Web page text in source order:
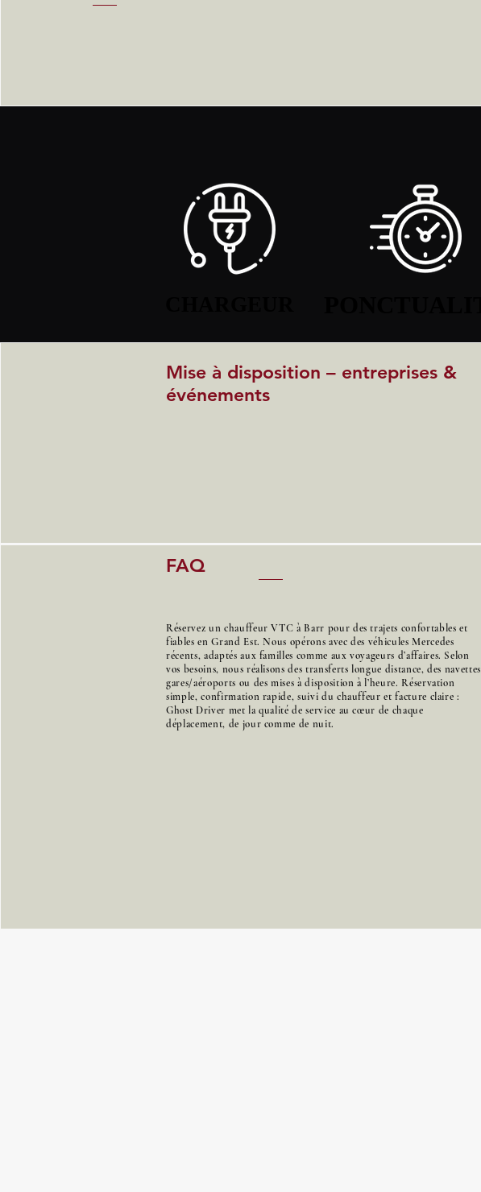
Mise à disposition – entreprises &
événements
FAQ
Réservez un chauffeur VTC à Barr pour des trajets confortables et
fiables en Grand Est. Nous opérons avec des véhicules Mercedes
récents, adaptés aux familles comme aux voyageurs d’affaires. Selon
vos besoins, nous réalisons des transferts longue distance, des navettes
gares/aéroports ou des mises à disposition à l’heure. Réservation
simple, confirmation rapide, suivi du chauffeur et facture claire :
Ghost Driver met la qualité de service au cœur de chaque
déplacement, de jour comme de nuit.